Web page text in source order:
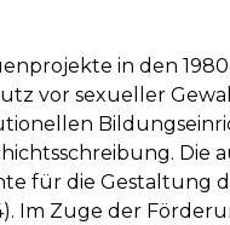
in den
vor sexueller
Die
für die Gestaltung
Im Zuge der